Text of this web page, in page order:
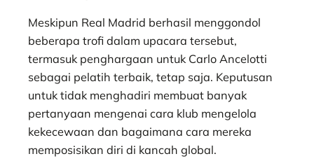
Meskipun Real Madrid berhasil menggondol
beberapa trofi dalam upacara tersebut,
termasuk penghargaan untuk Carlo Ancelotti
sebagai pelatih terbaik, tetap saja. Keputusan
untuk tidak menghadiri membuat banyak
pertanyaan mengenai cara klub mengelola
kekecewaan dan bagaimana cara mereka
memposisikan diri di kancah global.